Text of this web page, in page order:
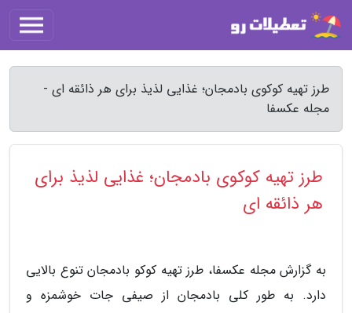
طرز تهیه کوکوی بادمجان؛ غذایی لذیذ برای هر ذائقه ای -
مجله عکسفا
طرز تهیه کوکوی بادمجان؛ غذایی لذیذ برای
هر ذائقه ای
به گزارش مجله عکسفا، طرز تهیه کوکو بادمجان تنوع بالایی
دارد. به طور کلی بادمجان از صیفی جات خوشمزه و